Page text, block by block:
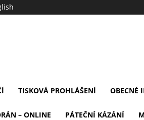
TISKOVÁ PROHLÁŠENÍ OBECNÉ
– ONLINE PÁTEČNÍ KÁZÁNÍ